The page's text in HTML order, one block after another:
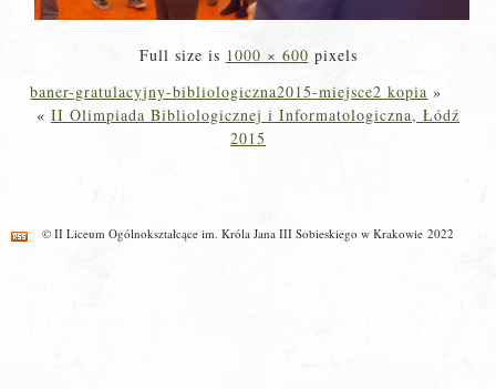
Full size is 1000 × 600 pixels
baner-gratulacyjny-bibliologiczna2015-miejsce2 kopia »
« II Olimpiada Bibliologicznej i Informatologiczna, Łódź
2015
© II Liceum Ogólnokształcące im. Króla Jana III Sobieskiego w Krakowie 2022